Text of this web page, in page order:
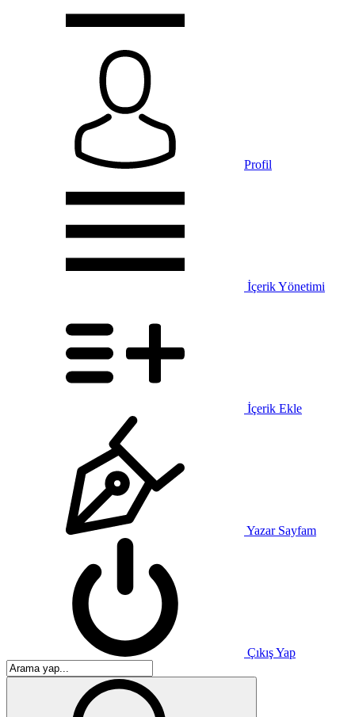
Profil
İçerik Yönetimi
İçerik Ekle
Yazar Sayfam
Çıkış Yap